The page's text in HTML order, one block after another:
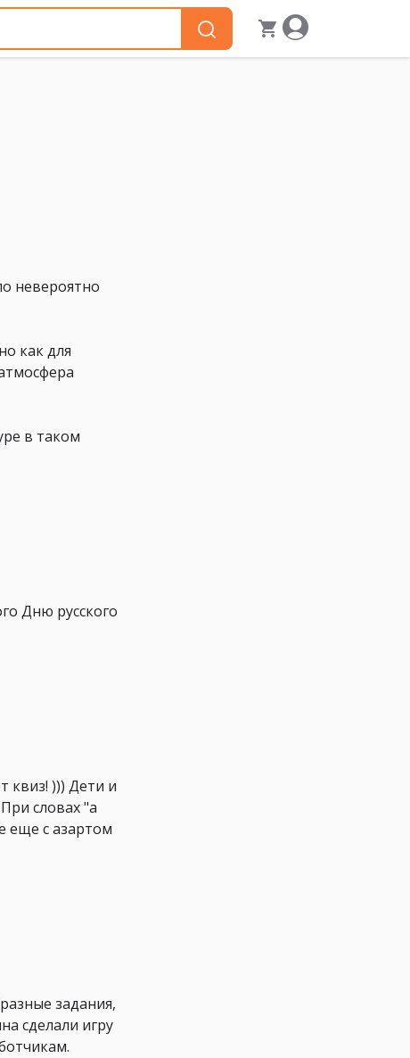
невероятно
как для
в таком
Дню русского
квиз! ))) Дети и
словах "а
еще с азартом
задания,
сделали игру